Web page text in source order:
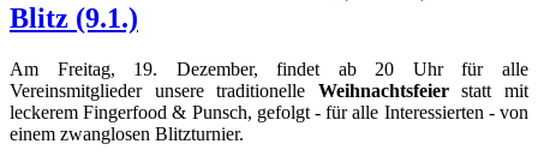
Blitz (9.1.)
Am Freitag, 19. Dezember, findet ab 20 Uhr für alle
Vereinsmitglieder unsere traditionelle Weihnachtsfeierstatt mit
leckerem Fingerfood & Punsch, gefolgt - für alle Interessierten - von
einem zwanglosen Blitzturnier.